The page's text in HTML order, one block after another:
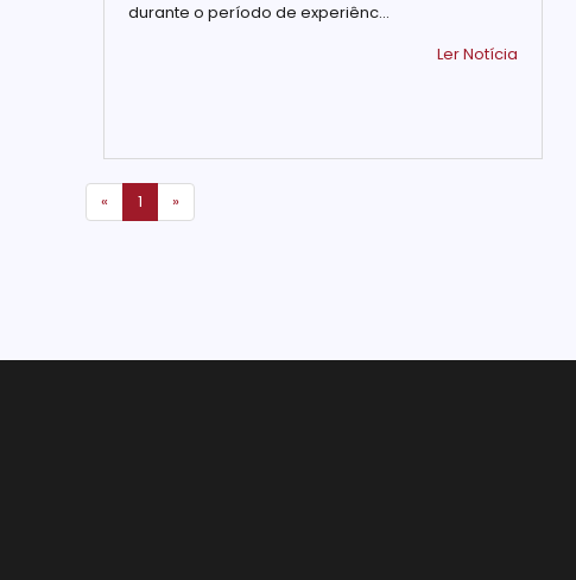
durante o período de experiênc...
Ler Notícia
« Primeira
Página
1 »Última
Página